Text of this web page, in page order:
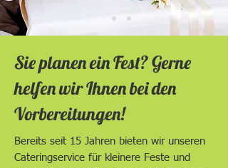
Sie planen ein Fest? Gerne
helfen wir Ihnen bei den
Vorbereitungen!
Bereits seit 15 Jahren bieten wir unseren
Cateringservice für kleinere Feste und